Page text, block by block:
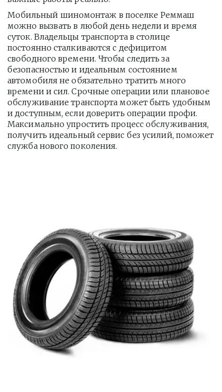
Мобильный шиномонтаж в поселке Реммаш
можно вызвать в любой день недели и время
суток. Владельцы транспорта в столице
постоянно сталкиваются с дефицитом
свободного времени. Чтобы следить за
безопасностью и идеальным состоянием
автомобиля не обязательно тратить много
времени и сил. Срочные операции или плановое
обслуживание транспорта может быть удобным
и доступным, если доверить операции профи.
Максимально упростить процесс обслуживания,
получить идеальный сервис без усилий, поможет
служба нового поколения.